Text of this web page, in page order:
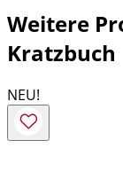
Weitere
Kratzbuch
NEU!